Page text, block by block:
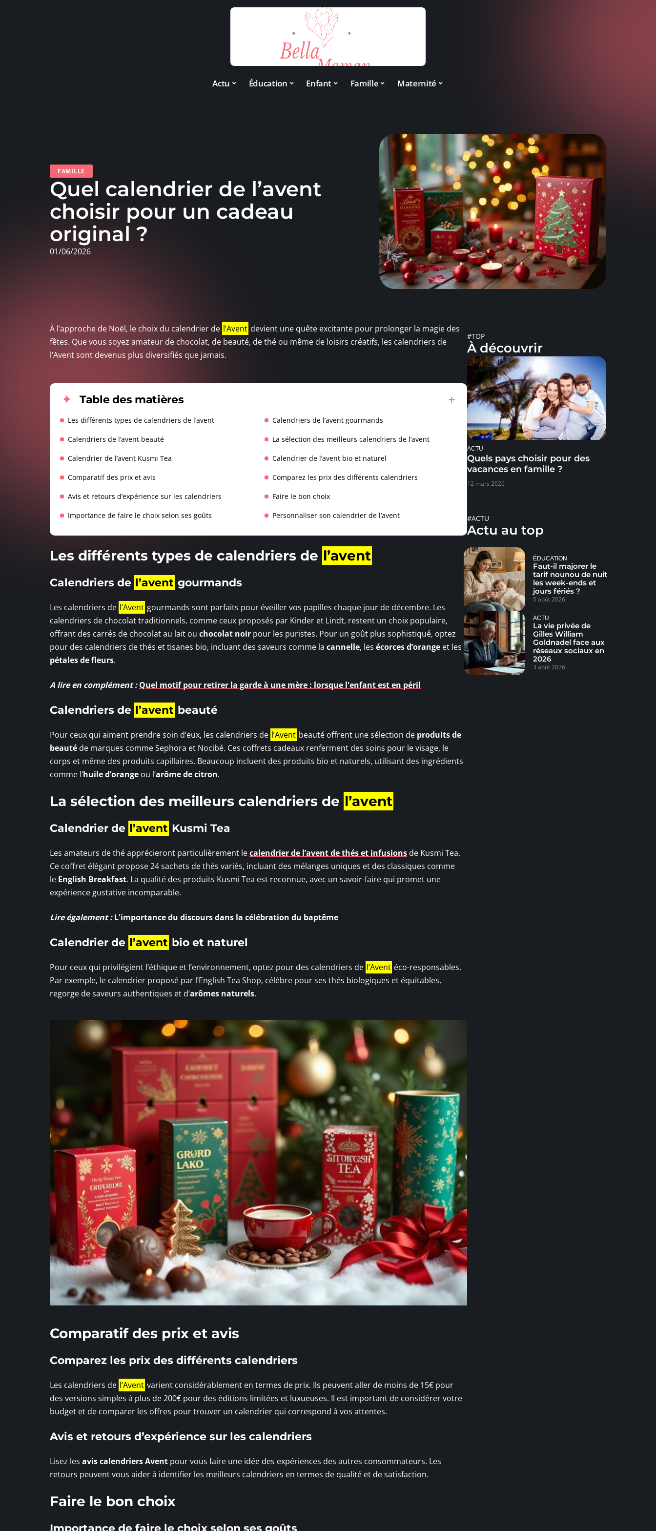
Actu Éducation Enfant Famille Maternité
FAMILLE
Quel calendrier de l’avent
choisir pour un cadeau
original ?
01/06/2026
À l’approche de Noël, le choix du calendrier de l’Avent devient une quête excitante pour prolonger la magie des
fêtes. Que vous soyez amateur de chocolat, de beauté, de thé ou même de loisirs créatifs, les calendriers de
l’Avent sont devenus plus diversifiés que jamais.
Table des matières
Les différents types de calendriers de l’avent Calendriers de l’avent gourmands
Calendriers de l’avent beauté La sélection des meilleurs calendriers de l’avent
Calendrier de l’avent Kusmi Tea Calendrier de l’avent bio et naturel
Comparatif des prix et avis Comparez les prix des différents calendriers
Avis et retours d’expérience sur les calendriers Faire le bon choix
Importance de faire le choix selon ses goûts Personnaliser son calendrier de l’avent
Les différents types de calendriers de l’avent
Calendriers de l’avent gourmands
Les calendriers de l’Avent gourmands sont parfaits pour éveiller vos papilles chaque jour de décembre. Les
calendriers de chocolat traditionnels, comme ceux proposés par Kinder et Lindt, restent un choix populaire,
offrant des carrés de chocolat au lait ou chocolat noir pour les puristes. Pour un goût plus sophistiqué, optez
pour des calendriers de thés et tisanes bio, incluant des saveurs comme la cannelle, les écorces d’orange et les
pétales de fleurs.
A lire en complément : Quel motif pour retirer la garde à une mère : lorsque l'enfant est en péril
Calendriers de l’avent beauté
Pour ceux qui aiment prendre soin d’eux, les calendriers de l’Avent beauté offrent une sélection de produits de
beauté de marques comme Sephora et Nocibé. Ces coffrets cadeaux renferment des soins pour le visage, le
corps et même des produits capillaires. Beaucoup incluent des produits bio et naturels, utilisant des ingrédients
comme l’huile d’orange ou l’arôme de citron.
La sélection des meilleurs calendriers de l’avent
Calendrier de l’avent Kusmi Tea
Les amateurs de thé apprécieront particulièrement lecalendrier de l’avent de thés et infusions de Kusmi Tea.
Ce coffret élégant propose 24 sachets de thés variés, incluant des mélanges uniques et des classiques comme
le English Breakfast. La qualité des produits Kusmi Tea est reconnue, avec un savoir-faire qui promet une
expérience gustative incomparable.
Lire également : L'importance du discours dans la célébration du baptême
Calendrier de l’avent bio et naturel
Pour ceux qui privilégient l’éthique et l’environnement, optez pour des calendriers de l’Avent éco-responsables.
Par exemple, le calendrier proposé par l’English Tea Shop, célèbre pour ses thés biologiques et équitables,
regorge de saveurs authentiques et d’arômes naturels.
Comparatif des prix et avis
Comparez les prix des différents calendriers
Les calendriers de l’Avent varient considérablement en termes de prix. Ils peuvent aller de moins de 15€ pour
des versions simples à plus de 200€ pour des éditions limitées et luxueuses. Il est important de considérer votre
budget et de comparer les offres pour trouver un calendrier qui correspond à vos attentes.
Avis et retours d’expérience sur les calendriers
Lisez les avis calendriers Avent pour vous faire une idée des expériences des autres consommateurs. Les
retours peuvent vous aider à identifier les meilleurs calendriers en termes de qualité et de satisfaction.
Faire le bon choix
Importance de faire le choix selon ses goûts
#TOP
À découvrir
ACTU
Quels pays choisir pour des
vacances en famille ?
12 mars 2026
#ACTU
Actu au top
ÉDUCATION
Faut-il majorer le
tarif nounou de nuit
les week-ends et
jours fériés ?
5 août 2026
ACTU
La vie privée de
Gilles William
Goldnadel face aux
réseaux sociaux en
2026
3 août 2026